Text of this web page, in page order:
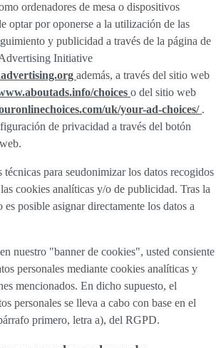
ordenadores de mesa o dispositivos
optar por oponerse a la utilización de las
y publicidad a través de la página de
Initiative
además, a través del sitio web
choices o del sitio web
uk/your-ad-choices/ .
de privacidad a través del botón
técnicas para seudonimizar los datos recogidos
cookies analíticas y/o de publicidad. Tras la
posible asignar directamente los datos a
nuestro "banner de cookies", usted consiente
personales mediante cookies analíticas y
mencionados. En dicho supuesto, el
personales se lleva a cabo con base en el
primero, letra a), del RGPD.